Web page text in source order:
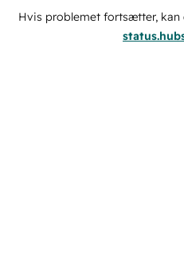
Hvis problemet fortsætter, kan